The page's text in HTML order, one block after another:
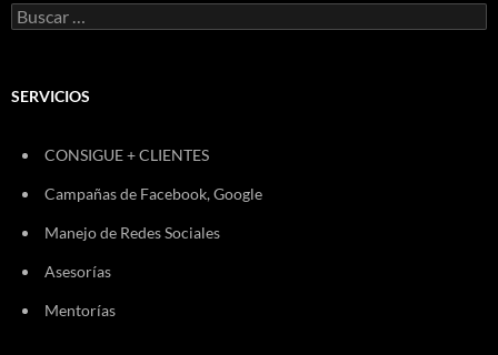
Buscar:
SERVICIOS
CONSIGUE + CLIENTES
Campañas de Facebook, Google
Manejo de Redes Sociales
Asesorías
Mentorías